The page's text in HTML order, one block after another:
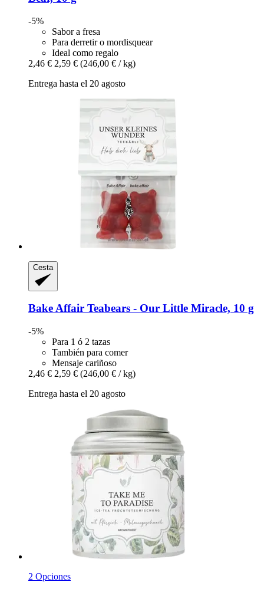
-5%
Sabor a fresa
Para derretir o mordisquear
Ideal como regalo
2,46 € 2,59 € (246,00 € / kg)
Entrega hasta el 20 agosto
Cesta
Bake Affair Teabears -​ Our Little Miracle, 10 g
-5%
Para 1 ó 2 tazas
También para comer
Mensaje cariñoso
2,46 € 2,59 € (246,00 € / kg)
Entrega hasta el 20 agosto
2 Opciones